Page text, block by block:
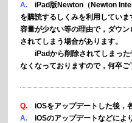
A.iPad版Newton（ Newton
を購読するしくみを利用していま
容量が少ない等の理由で，ダウ
されてしまう場合があります。
iPadから削除されてしまった
なくなっておりますので，何卒ご
Q.
iOSをアップデートした後，
A.iOSのアップデートなどによ